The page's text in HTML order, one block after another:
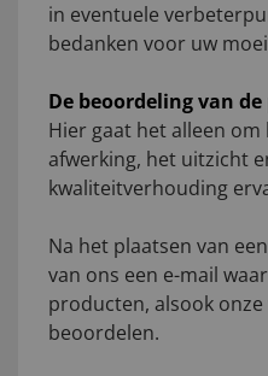
in eventuele
bedanken voor uw
De beoordeling van
Hier gaat het alleen
afwerking, het uitzicht
kwaliteitverhouding
Na het plaatsen van
van ons een e-mail
producten, alsook
beoordelen.